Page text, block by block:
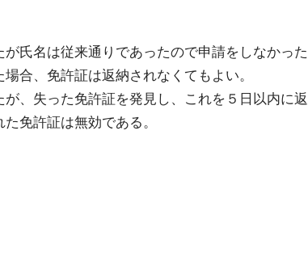
が氏名は従来通りであったので申請をしなかった
合、免許証は返納されなくてもよい。
が、失った免許証を発見し、これを５日以内に返
免許証は無効である。